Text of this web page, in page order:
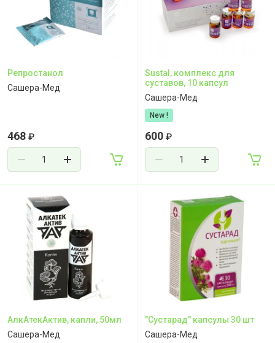
Репростанол
Сашера-Мед
468 ₽
Sustal, комплекс для
суставов, 10 капсул
Сашера-Мед
New !
600 ₽
АлкАтекАктив, капли, 50мл
Сашера-Мед
"Сустарад" капсулы 30 шт
Сашера-Мед